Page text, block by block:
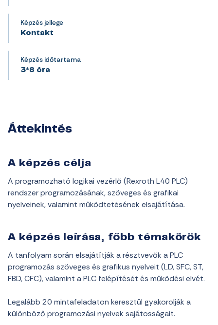
Képzés jellege
Kontakt
Képzés időtartama
3*8 óra
Áttekintés
A képzés célja
A programozható logikai vezérlő (Rexroth L40 PLC)
rendszer programozásának, szöveges és grafikai
nyelveinek, valamint működtetésének elsajátítása.
A képzés leírása, főbb témakörök
A tanfolyam során elsajátítják a résztvevők a PLC
programozás szöveges és grafikus nyelveit (LD, SFC, ST,
FBD, CFC), valamint a PLC felépítését és működési elvét.
Legalább 20 mintafeladaton keresztül gyakorolják a
különböző programozási nyelvek sajátosságait.